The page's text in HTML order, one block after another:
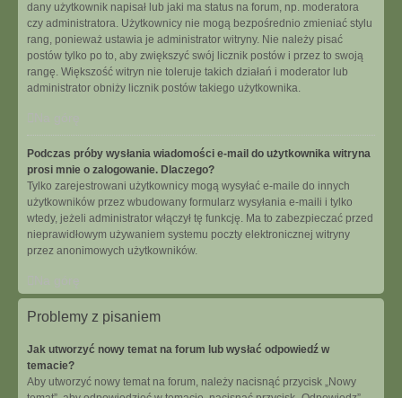
dany użytkownik napisał lub jaki ma status na forum, np. moderatora
czy administratora. Użytkownicy nie mogą bezpośrednio zmieniać stylu
rang, ponieważ ustawia je administrator witryny. Nie należy pisać
postów tylko po to, aby zwiększyć swój licznik postów i przez to swoją
rangę. Większość witryn nie toleruje takich działań i moderator lub
administrator obniży licznik postów takiego użytkownika.
Podczas próby wysłania wiadomości e-mail do użytkownika witryna
prosi mnie o zalogowanie. Dlaczego?
Tylko zarejestrowani użytkownicy mogą wysyłać e-maile do innych
użytkowników przez wbudowany formularz wysyłania e-maili i tylko
wtedy, jeżeli administrator włączył tę funkcję. Ma to zabezpieczać przed
nieprawidłowym używaniem systemu poczty elektronicznej witryny
przez anonimowych użytkowników.
Problemy z pisaniem
Jak utworzyć nowy temat na forum lub wysłać odpowiedź w
temacie?
Aby utworzyć nowy temat na forum, należy nacisnąć przycisk „Nowy